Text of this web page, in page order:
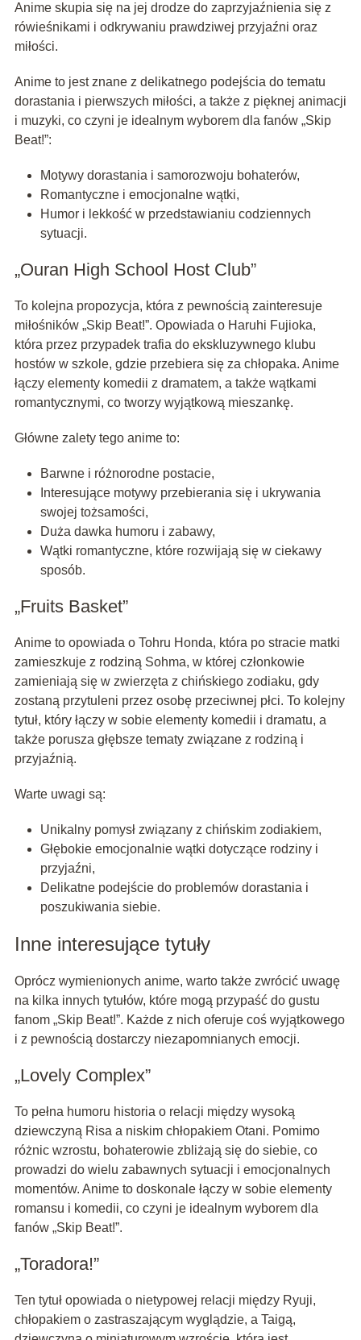
Anime skupia się na jej drodze do zaprzyjaźnienia się z
rówieśnikami i odkrywaniu prawdziwej przyjaźni oraz
miłości.
Anime to jest znane z delikatnego podejścia do tematu
dorastania i pierwszych miłości, a także z pięknej animacji
i muzyki, co czyni je idealnym wyborem dla fanów „Skip
Beat!”:
Motywy dorastania i samorozwoju bohaterów,
Romantyczne i emocjonalne wątki,
Humor i lekkość w przedstawianiu codziennych
sytuacji.
„Ouran High School Host Club”
To kolejna propozycja, która z pewnością zainteresuje
miłośników „Skip Beat!”. Opowiada o Haruhi Fujioka,
która przez przypadek trafia do ekskluzywnego klubu
hostów w szkole, gdzie przebiera się za chłopaka. Anime
łączy elementy komedii z dramatem, a także wątkami
romantycznymi, co tworzy wyjątkową mieszankę.
Główne zalety tego anime to:
Barwne i różnorodne postacie,
Interesujące motywy przebierania się i ukrywania
swojej tożsamości,
Duża dawka humoru i zabawy,
Wątki romantyczne, które rozwijają się w ciekawy
sposób.
„Fruits Basket”
Anime to opowiada o Tohru Honda, która po stracie matki
zamieszkuje z rodziną Sohma, w której członkowie
zamieniają się w zwierzęta z chińskiego zodiaku, gdy
zostaną przytuleni przez osobę przeciwnej płci. To kolejny
tytuł, który łączy w sobie elementy komedii i dramatu, a
także porusza głębsze tematy związane z rodziną i
przyjaźnią.
Warte uwagi są:
Unikalny pomysł związany z chińskim zodiakiem,
Głębokie emocjonalnie wątki dotyczące rodziny i
przyjaźni,
Delikatne podejście do problemów dorastania i
poszukiwania siebie.
Inne interesujące tytuły
Oprócz wymienionych anime, warto także zwrócić uwagę
na kilka innych tytułów, które mogą przypaść do gustu
fanom „Skip Beat!”. Każde z nich oferuje coś wyjątkowego
i z pewnością dostarczy niezapomnianych emocji.
„Lovely Complex”
To pełna humoru historia o relacji między wysoką
dziewczyną Risa a niskim chłopakiem Otani. Pomimo
różnic wzrostu, bohaterowie zbliżają się do siebie, co
prowadzi do wielu zabawnych sytuacji i emocjonalnych
momentów. Anime to doskonale łączy w sobie elementy
romansu i komedii, co czyni je idealnym wyborem dla
fanów „Skip Beat!”.
„Toradora!”
Ten tytuł opowiada o nietypowej relacji między Ryuji,
chłopakiem o zastraszającym wyglądzie, a Taigą,